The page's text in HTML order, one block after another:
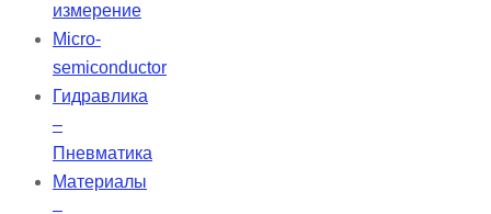
измерение
Micro-
semiconductor
Гидравлика
–
Пневматика
Материалы